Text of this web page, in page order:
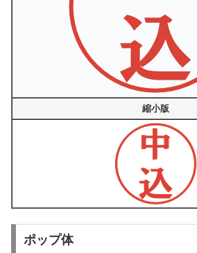
縮小版
ポップ体